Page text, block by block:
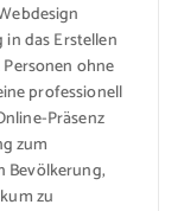
das Erstellen
ohne
professionell
Präsenz
zum
Bevölkerung,
zu